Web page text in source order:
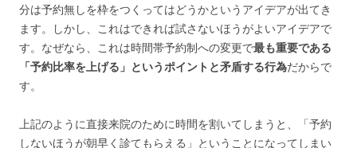
分は予約無しを枠をつくってはどうかというアイデアが出てき
ます。しかし、これはできれば試さないほうがよいアイデアで
す。なぜなら、これは時間帯予約制への変更で最も重要である
「予約比率を上げる」というポイントと矛盾する行為だからで
す。
上記のように直接来院のために時間を割いてしまうと、「予約
しないほうが朝早く診てもらえる」ということになってしまい